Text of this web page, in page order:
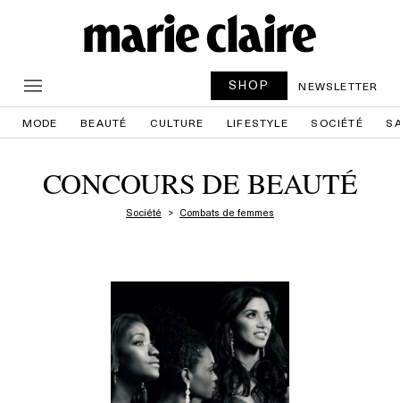
SHOP NEWSLETTER
MODE BEAUTÉ CULTURE LIFESTYLE SOCIÉTÉ
CONCOURS DE BEAUTÉ
Société Combats de femmes